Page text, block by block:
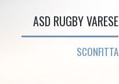
ASD RUGBY VARESE
SCONFITTA